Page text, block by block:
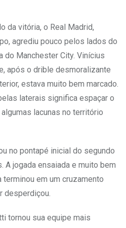
da vitória, o Real Madrid,
agrediu pouco pelos lados do
do Manchester City. Vinícius
após o drible desmoralizante
estava muito bem marcado.
laterais significa espaçar o
lacunas no território
no pontapé inicial do segundo
A jogada ensaiada e muito bem
em um cruzamento
desperdiçou.
tornou sua equipe mais